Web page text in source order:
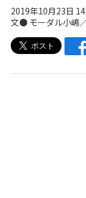
2019年10月23日
文● モーダル小嶋